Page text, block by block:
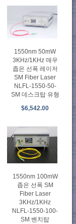
1550nm 50mW
3KHz/1KHz 매우
좁은 선폭 레이저
SM Fiber Laser
NLFL-1550-50-
SM 데스크탑 유형
$6,542.00
1550nm 100mW
좁은 선폭 SM
Fiber Laser
3KHz/1KHz
NLFL-1550-100-
SM 벤치탑